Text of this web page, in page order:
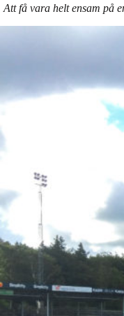
Att få vara helt ensam på